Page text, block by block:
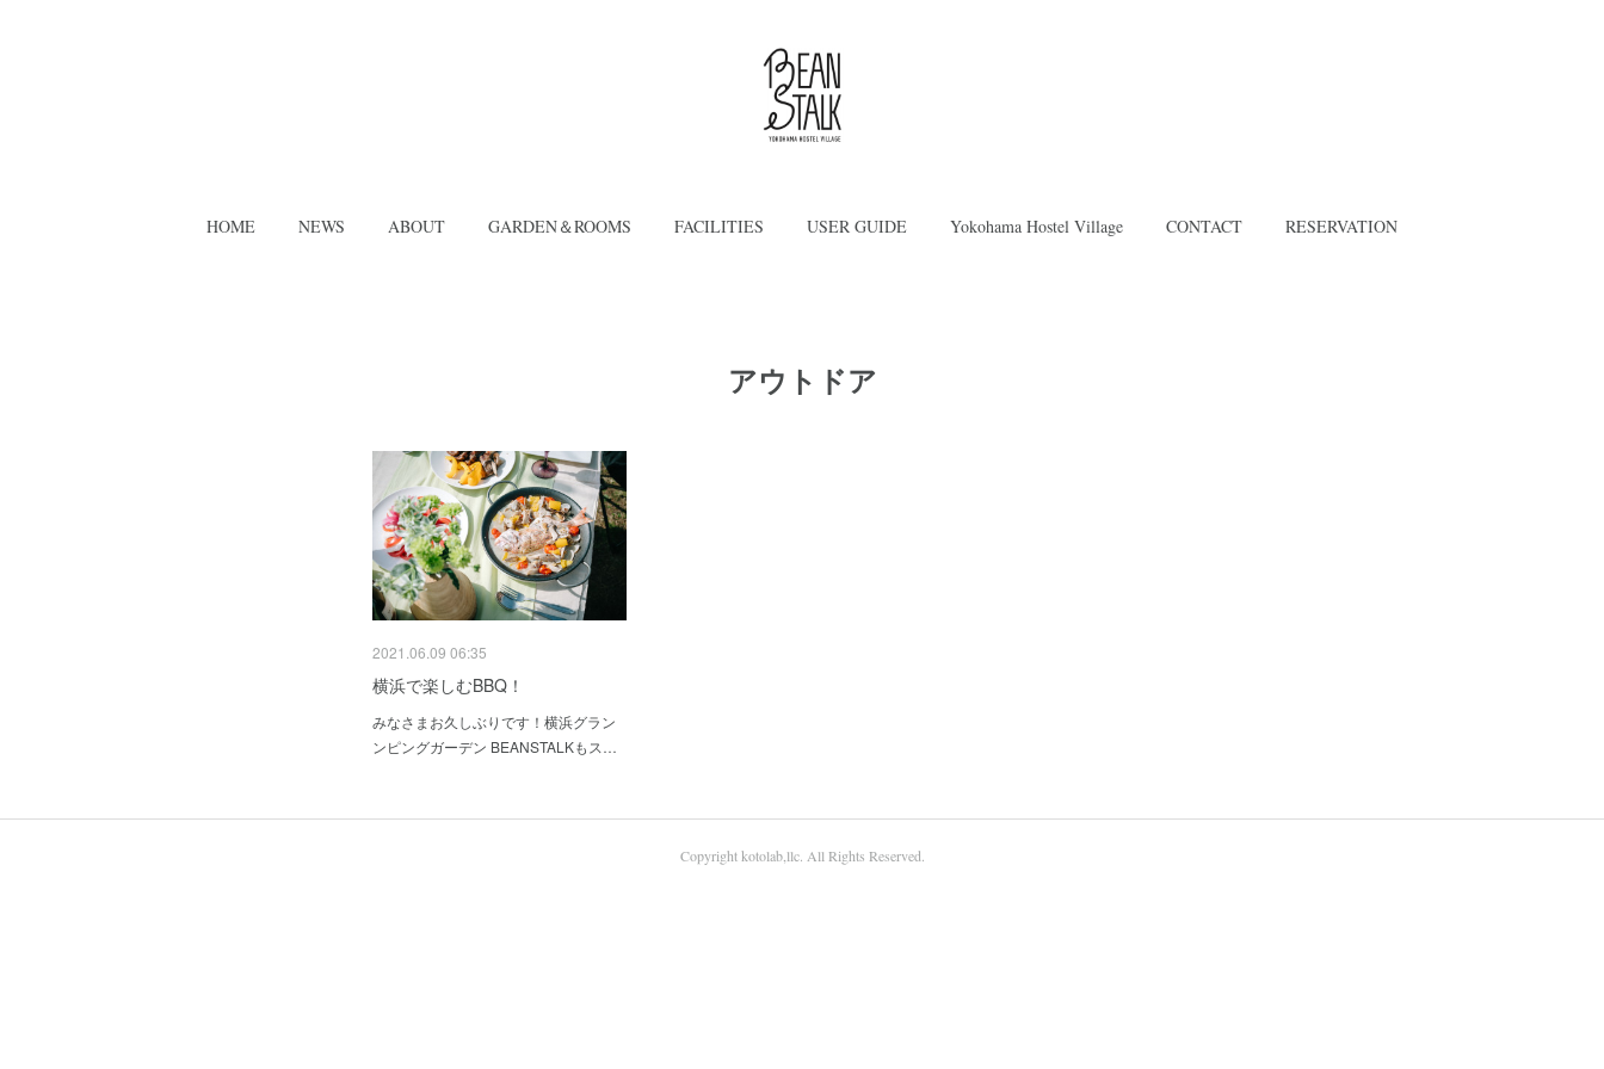
HOME NEWS ABOUT GARDEN＆ROOMS FACILITIES USER GUIDE Yokohama Hostel Village CONTACT RESERVATION
アウトドア
2021.06.09 06:35
横浜で楽しむBBQ！
みなさまお久しぶりです！横浜グラン
ンピングガーデン BEANSTALKもス…
Copyright kotolab,llc. All Rights Reserved.